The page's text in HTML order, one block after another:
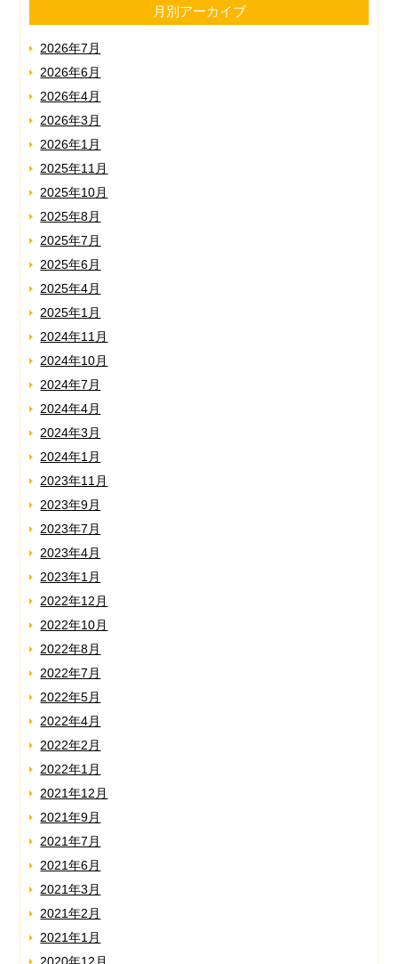
月別アーカイブ
2026年7月
2026年6月
2026年4月
2026年3月
2026年1月
2025年11月
2025年10月
2025年8月
2025年7月
2025年6月
2025年4月
2025年1月
2024年11月
2024年10月
2024年7月
2024年4月
2024年3月
2024年1月
2023年11月
2023年9月
2023年7月
2023年4月
2023年1月
2022年12月
2022年10月
2022年8月
2022年7月
2022年5月
2022年4月
2022年2月
2022年1月
2021年12月
2021年9月
2021年7月
2021年6月
2021年3月
2021年2月
2021年1月